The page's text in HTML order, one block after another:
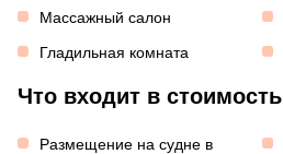
Массажный салон
Гладильная комната
Что входит в стоимость
Размещение на судне в